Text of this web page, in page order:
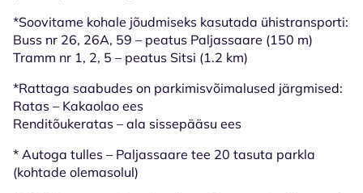
*Soovitame kohale jõudmiseks kasutada ühistransporti:
Buss nr 26, 26A, 59 – peatus Paljassaare (150 m)
Tramm nr 1, 2, 5 – peatus Sitsi (1.2 km)
*Rattaga saabudes on parkimisvõimalused järgmised:
Ratas – Kakaolao ees
Renditõukeratas – ala sissepääsu ees
* Autoga tulles – Paljassaare tee 20 tasuta parkla
(kohtade olemasolul)